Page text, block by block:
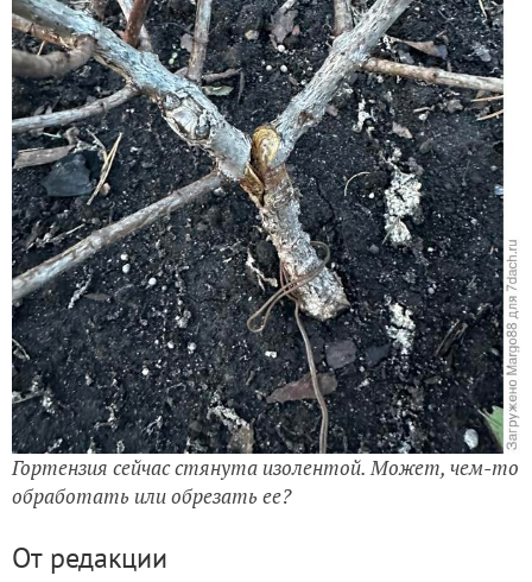
Гортензия сейчас стянута изолентой. Может, чем-то
обработать или обрезать ее?
От редакции